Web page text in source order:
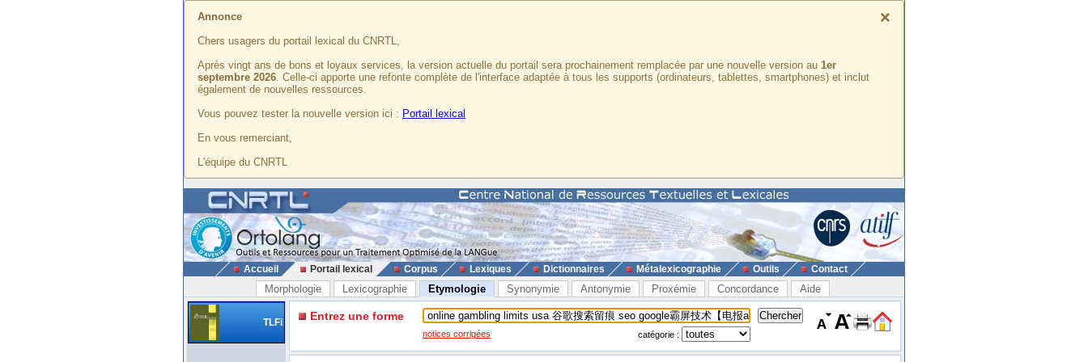
×
Annonce
Chers usagers du portail lexical du CNRTL,
Après vingt ans de bons et loyaux services, la version actuelle du portail sera prochainement remplacée par une nouvelle version au 1er
septembre 2026. Celle-ci apporte une refonte complète de l'interface adaptée à tous les supports (ordinateurs, tablettes, smartphones) et inclut
également de nouvelles ressources.
Vous pouvez tester la nouvelle version ici : Portail lexical
En vous remerciant,
L'équipe du CNRTL
Accueil Portail lexical Corpus Lexiques Dictionnaires Métalexicographie Outils Contact
Morphologie Lexicographie Etymologie Synonymie Antonymie Proxémie Concordance Aide
TLFi Entrez une forme
notices corrigées catégorie :